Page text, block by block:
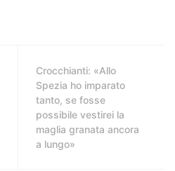
Crocchianti: «Allo
Spezia ho imparato
tanto, se fosse
possibile vestirei la
maglia granata ancora
a lungo»